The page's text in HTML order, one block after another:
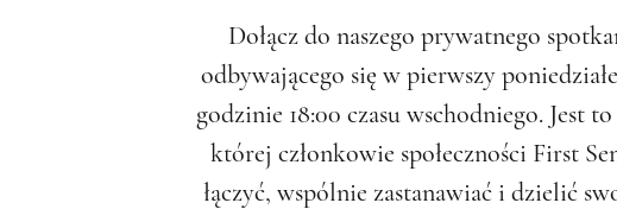
Dołącz do naszego prywatnego
odbywającego się w pierwszy
godzinie 18:00 czasu wschodniego. Jest
której członkowie społeczności First
łączyć, wspólnie zastanawiać i dzielić